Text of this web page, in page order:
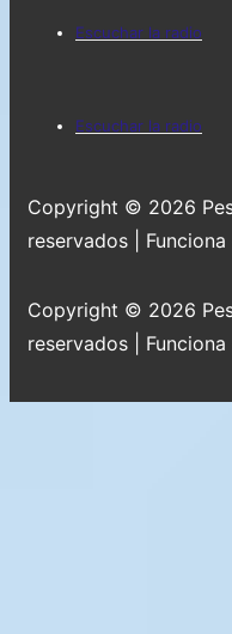
Menú
pie
página
Escuchar la radio
Menú
pie
de
página
Escuchar la radio
Copyright © 2026
reservados
|
Copyright © 2026
reservados
|